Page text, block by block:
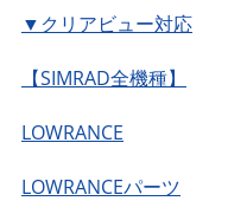
▼クリアビュー対応
【SIMRAD全機種】
LOWRANCE
LOWRANCEパーツ